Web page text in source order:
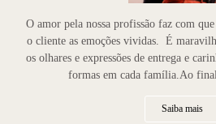
O amor pela nossa profissão faz com
o cliente as emoções vividas. É
os olhares e expressões de entrega e
formas em cada família.Ao
Saiba mais